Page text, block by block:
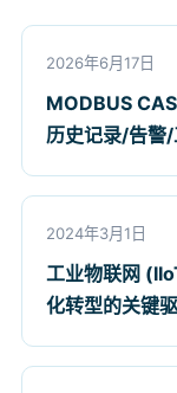
2026年6月17日
MODBUS
历史记录/告警
2024年3月1日
工业物联网
化转型的关键